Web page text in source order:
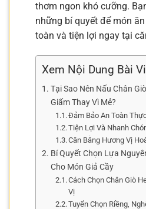
thơm ngon khó cưỡng.
những bí quyết để món
toàn và tiện lợi ngay tại
Xem Nội Dung Bài
Tại Sao Nên Nấu Chân
Giấm Thay Vì Mẻ?
Đảm Bảo An Toàn
Tiện Lợi Và Nhanh
Cân Bằng Hương Vị
Bí Quyết Chọn Lựa
Cho Món Giả Cầy
Cách Chọn Chân Giò
Vị
Tuyển Chọn Riềng,